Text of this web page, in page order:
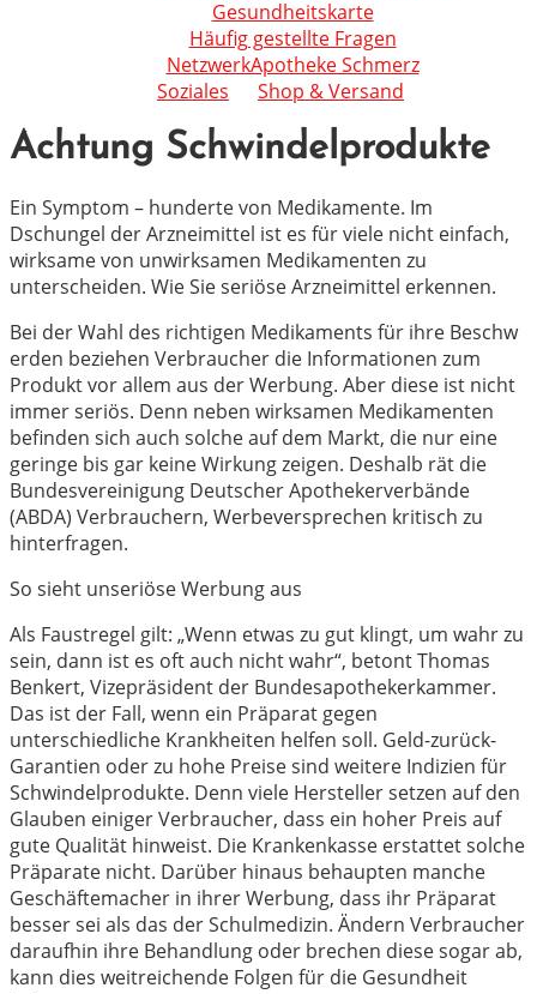
Gesundheitskarte
Häufig gestellte Fragen
NetzwerkApotheke Schmerz
Soziales
Shop & Versand
Achtung Schwindelprodukte
Ein Symptom – hunderte von Medikamente. Im
Dschungel der Arzneimittel ist es für viele nicht einfach,
wirksame von unwirksamen Medikamenten zu
unterscheiden. Wie Sie seriöse Arzneimittel erkennen.
Bei der Wahl des richtigen Medikaments für ihre Beschw
erden beziehen Verbraucher die Informationen zum
Produkt vor allem aus der Werbung. Aber diese ist nicht
immer seriös. Denn neben wirksamen Medikamenten
befinden sich auch solche auf dem Markt, die nur eine
geringe bis gar keine Wirkung zeigen. Deshalb rät die
Bundesvereinigung Deutscher Apothekerverbände
(ABDA) Verbrauchern, Werbeversprechen kritisch zu
hinterfragen.
So sieht unseriöse Werbung aus
Als Faustregel gilt: „Wenn etwas zu gut klingt, um wahr zu
sein, dann ist es oft auch nicht wahr“, betont Thomas
Benkert, Vizepräsident der Bundesapothekerkammer.
Das ist der Fall, wenn ein Präparat gegen
unterschiedliche Krankheiten helfen soll. Geld-zurück-
Garantien oder zu hohe Preise sind weitere Indizien für
Schwindelprodukte. Denn viele Hersteller setzen auf den
Glauben einiger Verbraucher, dass ein hoher Preis auf
gute Qualität hinweist. Die Krankenkasse erstattet solche
Präparate nicht. Darüber hinaus behaupten manche
Geschäftemacher in ihrer Werbung, dass ihr Präparat
besser sei als das der Schulmedizin. Ändern Verbraucher
daraufhin ihre Behandlung oder brechen diese sogar ab,
kann dies weitreichende Folgen für die Gesundheit